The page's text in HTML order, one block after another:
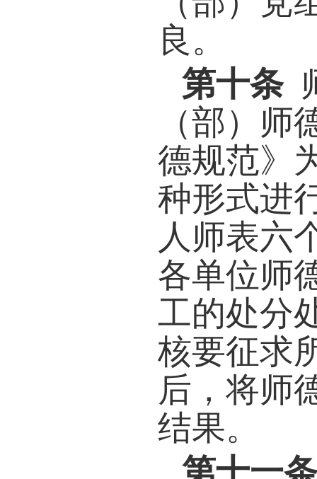
第
师德
校园
扬师
平台
精神
提炼
强引
题，
研究